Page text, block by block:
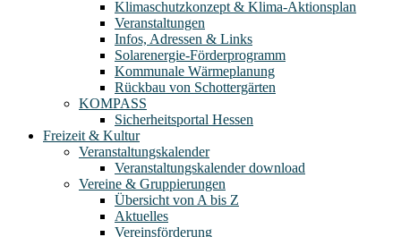
Klimaschutzkonzept & Klima-Aktionsplan
Veranstaltungen
Infos, Adressen & Links
Solarenergie-Förderprogramm
Kommunale Wärmeplanung
Rückbau von Schottergärten
KOMPASS
Sicherheitsportal Hessen
Freizeit & Kultur
Veranstaltungskalender
Veranstaltungskalender download
Vereine & Gruppierungen
Übersicht von A bis Z
Aktuelles
Vereinsförderung